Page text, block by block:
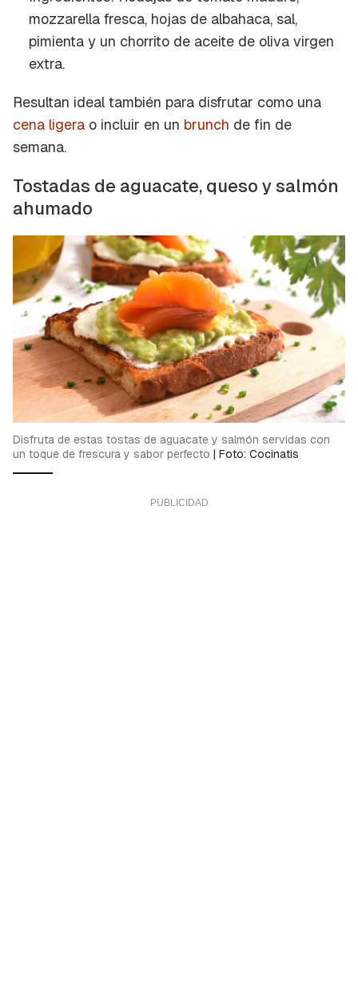
INICIAR SESIÓN CANCELAR
mozzarella fresca, hojas de albahaca, sal,
pimienta y un chorrito de aceite de oliva virgen
extra.
Resultan ideal también para disfrutar como una
cena ligera o incluir en un brunch de fin de
semana.
Tostadas de aguacate, queso y salmón
ahumado
Disfruta de estas tostas de aguacate y salmón servidas con
un toque de frescura y sabor perfecto | Foto: Cocinatis